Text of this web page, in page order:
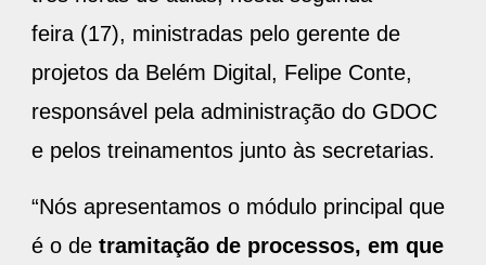
feira (17), ministradas pelo gerente de
projetos da Belém Digital, Felipe Conte,
responsável pela administração do GDOC
e pelos treinamentos junto às secretarias.
“Nós apresentamos o módulo principal que
é o de tramitação de processos, em que